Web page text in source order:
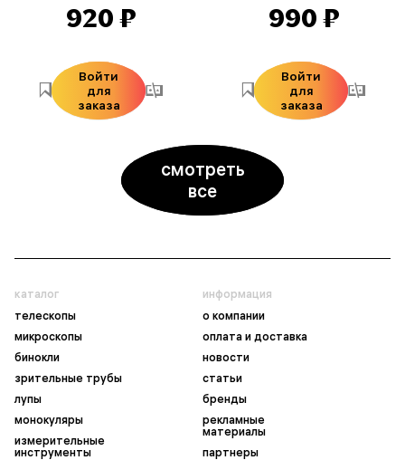
920 ₽
Войти
для
заказа
990 ₽
Войти
для
заказа
смотреть
все
каталог
телескопы
микроскопы
бинокли
зрительные трубы
лупы
монокуляры
измерительные
инструменты
информация
о компании
оплата и доставка
новости
статьи
бренды
рекламные
материалы
партнеры